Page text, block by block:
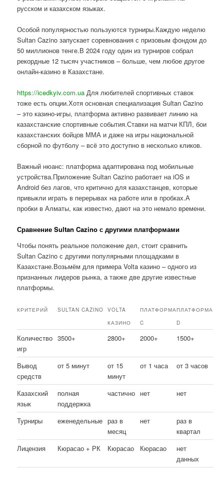
русском и казахском языках.
Особой популярностью пользуются турниры.Каждую неделю
Sultan Cazino запускает соревнования с призовым фондом до
50 миллионов тенге.В 2024 году один из турниров собрал
рекордные 12 тысяч участников – больше, чем любое другое
онлайн-казино в Казахстане.
https://icedkyiv.com.ua Для любителей спортивных ставок
тоже есть опции.Хотя основная специализация Sultan Cazino
– это казино-игры, платформа активно развивает линию на
казахстанские спортивные события.Ставки на матчи КПЛ, бои
казахстанских бойцов ММА и даже на игры национальной
сборной по футболу – всё это доступно в несколько кликов.
Важный нюанс: платформа адаптирована под мобильные
устройства.Приложение Sultan Cazino работает на iOS и
Android без лагов, что критично для казахстанцев, которые
привыкли играть в перерывах на работе или в пробках.А
пробки в Алматы, как известно, дают на это немало времени.
Сравнение Sultan Cazino с другими платформами
Чтобы понять реальное положение дел, стоит сравнить
Sultan Cazino с другими популярными площадками в
Казахстане.Возьмём для примера Volta казино – одного из
признанных лидеров рынка, а также две другие известные
платформы.
КРИТЕРИЙ SULTAN CAZINO
VOLTA
КАЗИНО
ПЛАТФОРМА
C
ПЛАТФОРМА
D
Количество
игр
3500+ 2800+ 2000+ 1500+
Вывод
средств
от 5 минут
от 15
минут
от 1 часа от 3 часов
Казахский
язык
полная
поддержка
частично нет нет
Турниры еженедельные раз в
месяц
нет
раз в
квартал
Лицензия
Кюрасао + РК Кюрасао Кюрасао
нет
данных